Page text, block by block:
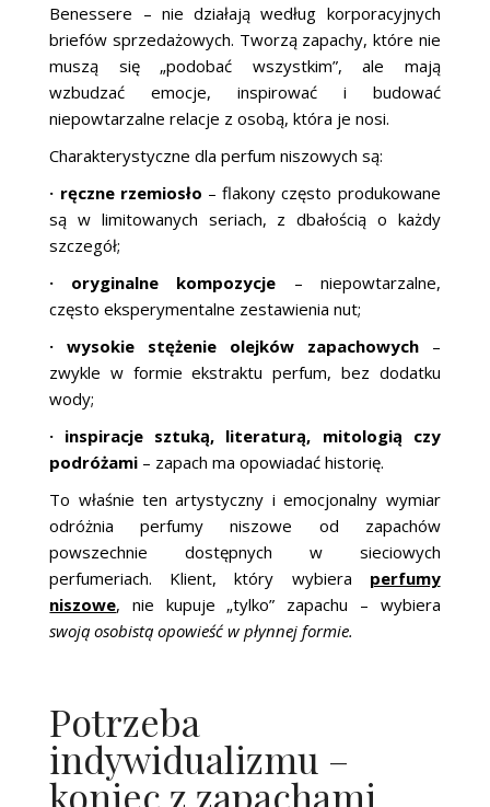
Benessere – nie działają według korporacyjnych
briefów sprzedażowych. Tworzą zapachy, które nie
muszą się „podobać wszystkim”, ale mają
wzbudzać emocje, inspirować i budować
niepowtarzalne relacje z osobą, która je nosi.
Charakterystyczne dla perfum niszowych są:
· ręczne rzemiosło – flakony często produkowane
są w limitowanych seriach, z dbałością o każdy
szczegół;
· oryginalne kompozycje – niepowtarzalne,
często eksperymentalne zestawienia nut;
· wysokie stężenie olejków zapachowych–
zwykle w formie ekstraktu perfum, bez dodatku
wody;
· inspiracje sztuką, literaturą, mitologią czy
podróżami – zapach ma opowiadać historię.
To właśnie ten artystyczny i emocjonalny wymiar
odróżnia perfumy niszowe od zapachów
powszechnie dostępnych w sieciowych
perfumeriach. Klient, który wybiera perfumy
niszowe, nie kupuje „tylko” zapachu – wybiera
swoją osobistą opowieść w płynnej formie.
Potrzeba
indywidualizmu –
koniec z zapachami